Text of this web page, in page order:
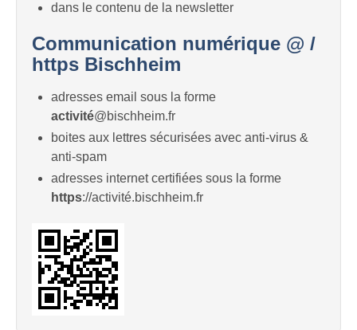
dans le contenu de la newsletter
Communication numérique @ /
https Bischheim
adresses email sous la forme
activité@bischheim.fr
boites aux lettres sécurisées avec anti-virus &
anti-spam
adresses internet certifiées sous la forme
https://activité.bischheim.fr